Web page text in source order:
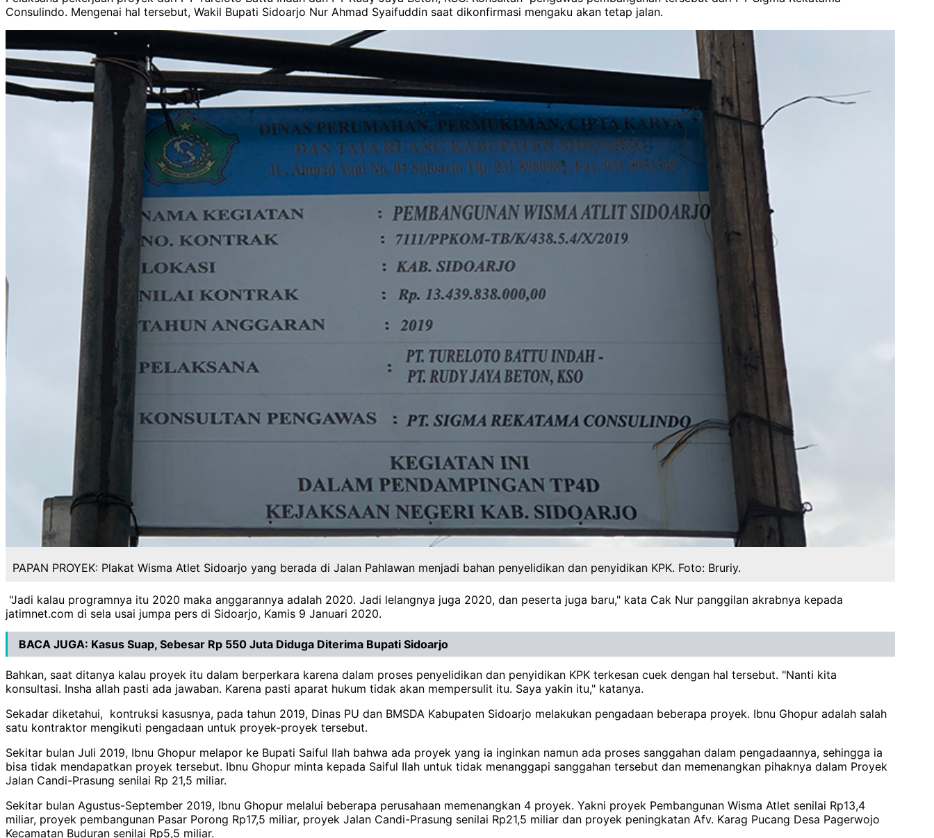
Consulindo. Mengenai hal tersebut, Wakil Bupati Sidoarjo Nur Ahmad Syaifuddin saat dikonfirmasi mengaku akan tetap jalan.
PAPAN PROYEK: Plakat Wisma Atlet Sidoarjo yang berada di Jalan Pahlawan menjadi bahan penyelidikan dan penyidikan KPK. Foto: Bruriy.
"Jadi kalau programnya itu 2020 maka anggarannya adalah 2020. Jadi lelangnya juga 2020, dan peserta juga baru," kata Cak Nur panggilan akrabnya kepada
jatimnet.com di sela usai jumpa pers di Sidoarjo, Kamis 9 Januari 2020.
BACA JUGA: Kasus Suap, Sebesar Rp 550 Juta Diduga Diterima Bupati Sidoarjo
Bahkan, saat ditanya kalau proyek itu dalam berperkara karena dalam proses penyelidikan dan penyidikan KPK terkesan cuek dengan hal tersebut. "Nanti kita
konsultasi. Insha allah pasti ada jawaban. Karena pasti aparat hukum tidak akan mempersulit itu. Saya yakin itu," katanya.
Sekadar diketahui, kontruksi kasusnya, pada tahun 2019, Dinas PU dan BMSDA Kabupaten Sidoarjo melakukan pengadaan beberapa proyek. Ibnu Ghopur adalah salah
satu kontraktor mengikuti pengadaan untuk proyek-proyek tersebut.
Sekitar bulan Juli 2019, Ibnu Ghopur melapor ke Bupati Saiful Ilah bahwa ada proyek yang ia inginkan namun ada proses sanggahan dalam pengadaannya, sehingga ia
bisa tidak mendapatkan proyek tersebut. Ibnu Ghopur minta kepada Saiful Ilah untuk tidak menanggapi sanggahan tersebut dan memenangkan pihaknya dalam Proyek
Jalan Candi-Prasung senilai Rp 21,5 miliar.
Sekitar bulan Agustus-September 2019, Ibnu Ghopur melalui beberapa perusahaan memenangkan 4 proyek. Yakni proyek Pembangunan Wisma Atlet senilai Rp13,4
miliar, proyek pembangunan Pasar Porong Rp17,5 miliar, proyek Jalan Candi-Prasung senilai Rp21,5 miliar dan proyek peningkatan Afv. Karag Pucang Desa Pagerwojo
Kecamatan Buduran senilai Rp5,5 miliar.